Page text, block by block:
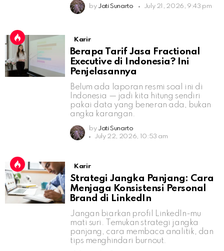
by Jati Sunarto July 21, 2026, 9:43 pm
Karir
Berapa Tarif Jasa Fractional
Executive di Indonesia? Ini
Penjelasannya
Belum ada laporan resmi soal ini di
Indonesia — jadi kita hitung sendiri
pakai data yang beneran ada, bukan
angka karangan.
by Jati Sunarto
July 22, 2026, 10:53 am
Karir
Strategi Jangka Panjang: Cara
Menjaga Konsistensi Personal
Brand di LinkedIn
Jangan biarkan profil LinkedIn-mu
mati suri. Temukan strategi jangka
panjang, cara membaca analitik, dan
tips menghindari burnout.